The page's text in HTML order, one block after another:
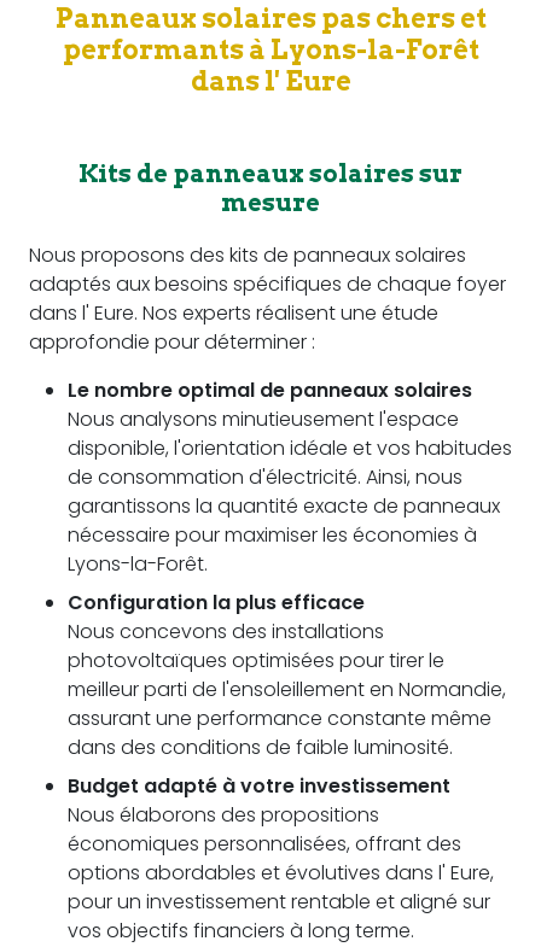
Panneaux solaires pas chers et
performants à Lyons-la-Forêt
dans l' Eure
Kits de panneaux solaires sur
mesure
Nous proposons des kits de panneaux solaires
adaptés aux besoins spécifiques de chaque foyer
dans l' Eure. Nos experts réalisent une étude
approfondie pour déterminer :
Le nombre optimal de panneaux solaires
Nous analysons minutieusement l'espace
disponible, l'orientation idéale et vos habitudes
de consommation d'électricité. Ainsi, nous
garantissons la quantité exacte de panneaux
nécessaire pour maximiser les économies à
Lyons-la-Forêt.
Configuration la plus efficace
Nous concevons des installations
photovoltaïques optimisées pour tirer le
meilleur parti de l'ensoleillement en Normandie,
assurant une performance constante même
dans des conditions de faible luminosité.
Budget adapté à votre investissement
Nous élaborons des propositions
économiques personnalisées, offrant des
options abordables et évolutives dans l' Eure,
pour un investissement rentable et aligné sur
vos objectifs financiers à long terme.